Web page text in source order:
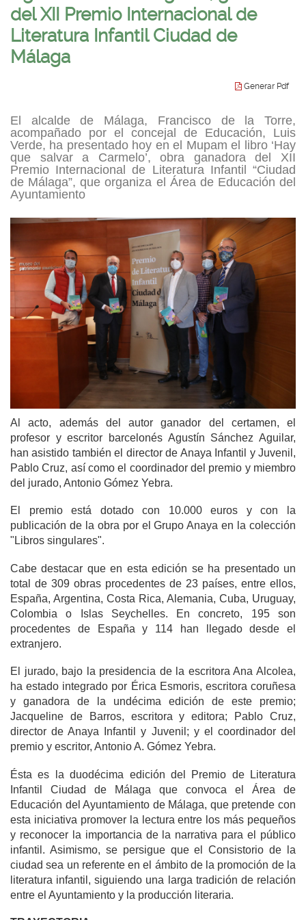
ganador
del
XII
Internacional
de
Literatura
Infantil
Ciudad
de
Málaga
idioma
del XII Premio Internacional de
Literatura Infantil Ciudad de
Málaga
Generar Pdf
El alcalde de Málaga, Francisco de la Torre,
acompañado por el concejal de Educación, Luis
Verde, ha presentado hoy en el Mupam el libro ‘Hay
que salvar a Carmelo’, obra ganadora del XII
Premio Internacional de Literatura Infantil “Ciudad
de Málaga”, que organiza el Área de Educación del
Ayuntamiento
Al acto, además del autor ganador del certamen, el
profesor y escritor barcelonés Agustín Sánchez Aguilar,
han asistido también el director de Anaya Infantil y Juvenil,
Pablo Cruz, así como el coordinador del premio y miembro
del jurado, Antonio Gómez Yebra.
El premio está dotado con 10.000 euros y con la
publicación de la obra por el Grupo Anaya en la colección
"Libros singulares".
Cabe destacar que en esta edición se ha presentado un
total de 309 obras procedentes de 23 países, entre ellos,
España, Argentina, Costa Rica, Alemania, Cuba, Uruguay,
Colombia o Islas Seychelles. En concreto, 195 son
procedentes de España y 114 han llegado desde el
extranjero.
El jurado, bajo la presidencia de la escritora Ana Alcolea,
ha estado integrado por Érica Esmoris, escritora coruñesa
y ganadora de la undécima edición de este premio;
Jacqueline de Barros, escritora y editora; Pablo Cruz,
director de Anaya Infantil y Juvenil; y el coordinador del
premio y escritor, Antonio A. Gómez Yebra.
Ésta es la duodécima edición del Premio de Literatura
Infantil Ciudad de Málaga que convoca el Área de
Educación del Ayuntamiento de Málaga, que pretende con
esta iniciativa promover la lectura entre los más pequeños
y reconocer la importancia de la narrativa para el público
infantil. Asimismo, se persigue que el Consistorio de la
ciudad sea un referente en el ámbito de la promoción de la
literatura infantil, siguiendo una larga tradición de relación
entre el Ayuntamiento y la producción literaria.